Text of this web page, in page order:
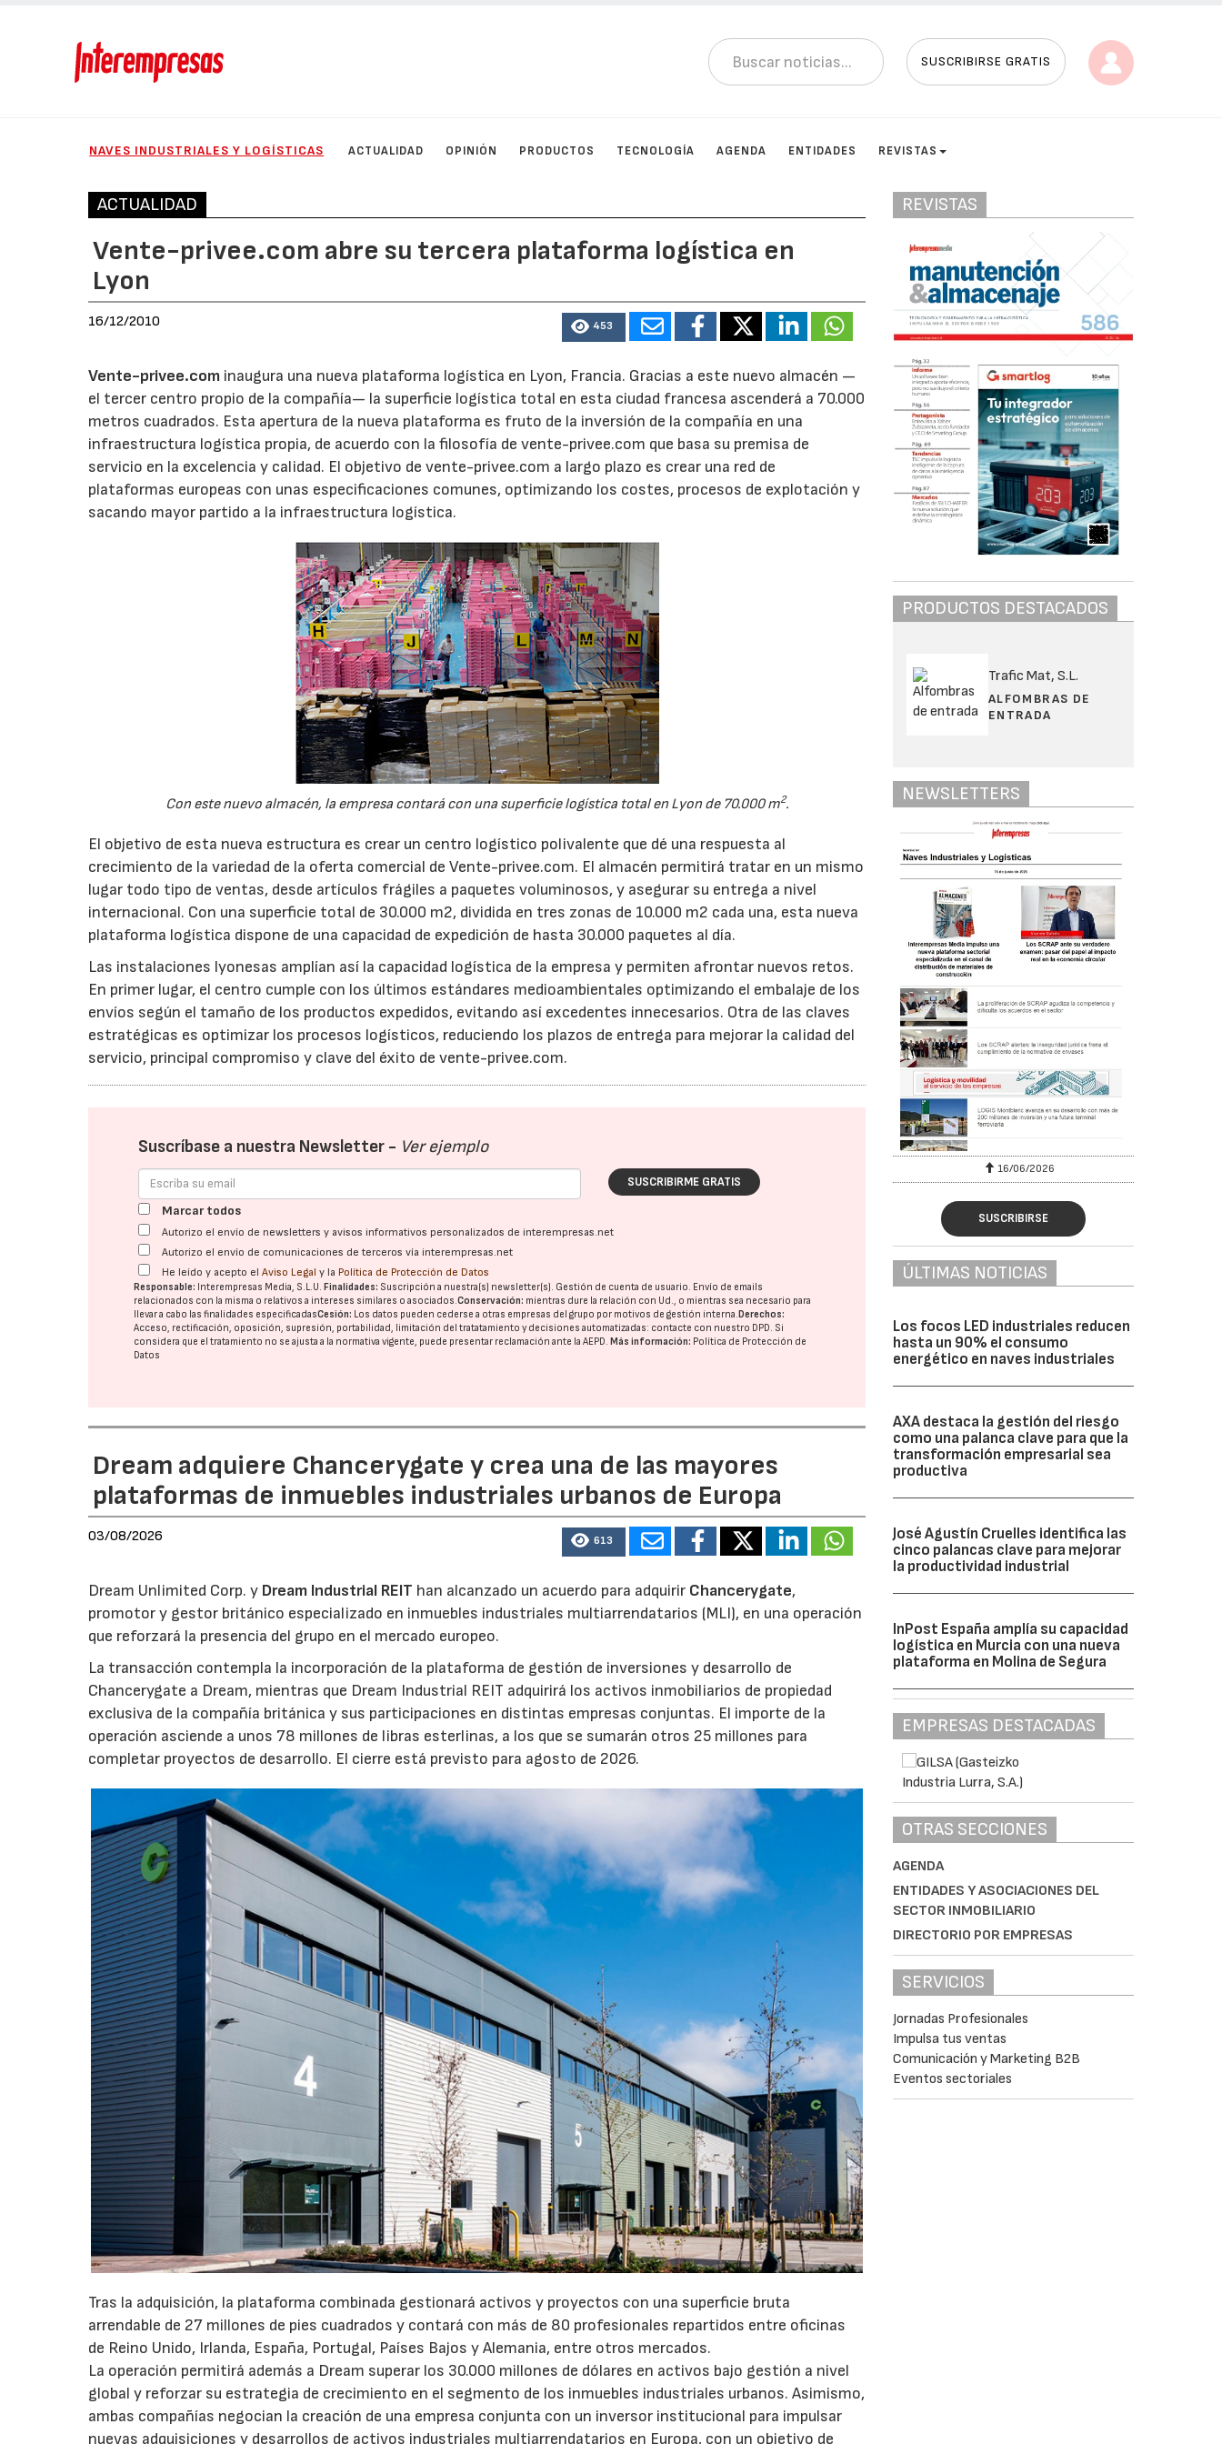
SUSCRIBIRSE GRATIS
NAVES INDUSTRIALES Y LOGÍSTICAS ACTUALIDAD OPINIÓN PRODUCTOS TECNOLOGÍA AGENDA ENTIDADES REVISTAS
ACTUALIDAD
Vente-privee.com abre su tercera plataforma logística en
Lyon
16/12/2010 453
Vente-privee.com inaugura una nueva plataforma logística en Lyon, Francia. Gracias a este nuevo almacén —
el tercer centro propio de la compañía— la superficie logística total en esta ciudad francesa ascenderá a 70.000
metros cuadrados. Esta apertura de la nueva plataforma es fruto de la inversión de la compañía en una
infraestructura logística propia, de acuerdo con la filosofía de vente-privee.com que basa su premisa de
servicio en la excelencia y calidad. El objetivo de vente-privee.com a largo plazo es crear una red de
plataformas europeas con unas especificaciones comunes, optimizando los costes, procesos de explotación y
sacando mayor partido a la infraestructura logística.
Con este nuevo almacén, la empresa contará con una superficie logística total en Lyon de 70.000 m2.
El objetivo de esta nueva estructura es crear un centro logístico polivalente que dé una respuesta al
crecimiento de la variedad de la oferta comercial de Vente-privee.com. El almacén permitirá tratar en un mismo
lugar todo tipo de ventas, desde artículos frágiles a paquetes voluminosos, y asegurar su entrega a nivel
internacional. Con una superficie total de 30.000 m2, dividida en tres zonas de 10.000 m2 cada una, esta nueva
plataforma logística dispone de una capacidad de expedición de hasta 30.000 paquetes al día.
Las instalaciones lyonesas amplían así la capacidad logística de la empresa y permiten afrontar nuevos retos.
En primer lugar, el centro cumple con los últimos estándares medioambientales optimizando el embalaje de los
envíos según el tamaño de los productos expedidos, evitando así excedentes innecesarios. Otra de las claves
estratégicas es optimizar los procesos logísticos, reduciendo los plazos de entrega para mejorar la calidad del
servicio, principal compromiso y clave del éxito de vente-privee.com.
Suscríbase a nuestra Newsletter - Ver ejemplo
SUSCRIBIRME GRATIS
Marcar todos
Autorizo el envío de newsletters y avisos informativos personalizados de interempresas.net
Autorizo el envío de comunicaciones de terceros vía interempresas.net
He leído y acepto elAviso Legal y la Política de Protección de Datos
Responsable: Interempresas Media, S.L.U.Finalidades: Suscripción a nuestra(s) newsletter(s). Gestión de cuenta de usuario. Envío de emails
relacionados con la misma o relativos a intereses similares o asociados.Conservación: mientras dure la relación con Ud., o mientras sea necesario para
llevar a cabo las finalidades especificadasCesión: Los datos pueden cederse a otras empresas del grupo por motivos de gestión interna.Derechos:
Acceso, rectificación, oposición, supresión, portabilidad, limitación del tratatamiento y decisiones automatizadas: contacte con nuestro DPD. Si
considera que el tratamiento no se ajusta a la normativa vigente, puede presentar reclamación ante laAEPD.Más información: Política de Protección de
Datos
Dream adquiere Chancerygate y crea una de las mayores
plataformas de inmuebles industriales urbanos de Europa
03/08/2026 613
Dream Unlimited Corp. y Dream Industrial REIT han alcanzado un acuerdo para adquirir Chancerygate,
promotor y gestor británico especializado en inmuebles industriales multiarrendatarios (MLI), en una operación
que reforzará la presencia del grupo en el mercado europeo.
La transacción contempla la incorporación de la plataforma de gestión de inversiones y desarrollo de
Chancerygate a Dream, mientras que Dream Industrial REIT adquirirá los activos inmobiliarios de propiedad
exclusiva de la compañía británica y sus participaciones en distintas empresas conjuntas. El importe de la
operación asciende a unos 78 millones de libras esterlinas, a los que se sumarán otros 25 millones para
completar proyectos de desarrollo. El cierre está previsto para agosto de 2026.
Tras la adquisición, la plataforma combinada gestionará activos y proyectos con una superficie bruta
arrendable de 27 millones de pies cuadrados y contará con más de 80 profesionales repartidos entre oficinas
de Reino Unido, Irlanda, España, Portugal, Países Bajos y Alemania, entre otros mercados.
La operación permitirá además a Dream superar los 30.000 millones de dólares en activos bajo gestión a nivel
global y reforzar su estrategia de crecimiento en el segmento de los inmuebles industriales urbanos. Asimismo,
ambas compañías negocian la creación de una empresa conjunta con un inversor institucional para impulsar
nuevas adquisiciones y desarrollos de activos industriales multiarrendatarios en Europa, con un objetivo de
REVISTAS
PRODUCTOS DESTACADOS
Trafic Mat, S.L.
ALFOMBRAS DE
ENTRADA
NEWSLETTERS
16/06/2026 21/07/2026 16/06/2026
SUSCRIBIRSE
ÚLTIMAS NOTICIAS
Los focos LED industriales reducen
hasta un 90% el consumo
energético en naves industriales
AXA destaca la gestión del riesgo
como una palanca clave para que la
transformación empresarial sea
productiva
José Agustín Cruelles identifica las
cinco palancas clave para mejorar
la productividad industrial
InPost España amplía su capacidad
logística en Murcia con una nueva
plataforma en Molina de Segura
EMPRESAS DESTACADAS
OTRAS SECCIONES
AGENDA
ENTIDADES Y ASOCIACIONES DEL
SECTOR INMOBILIARIO
DIRECTORIO POR EMPRESAS
SERVICIOS
Jornadas Profesionales
Impulsa tus ventas
Comunicación y Marketing B2B
Eventos sectoriales